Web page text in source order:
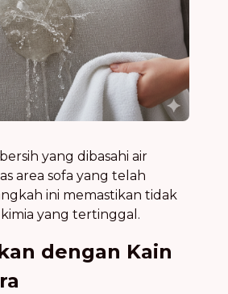
yang dibasahi air
area sofa yang telah
ini memastikan tidak
kimia yang tertinggal.
dengan Kain